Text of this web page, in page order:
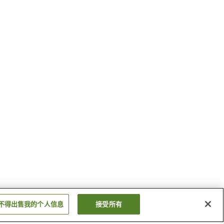
得出售我的个人信息 接受所有